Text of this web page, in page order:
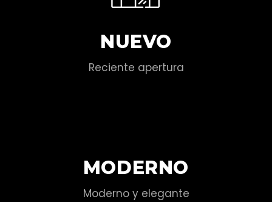
NUEVO
Reciente apertura
MODERNO
Moderno y elegante